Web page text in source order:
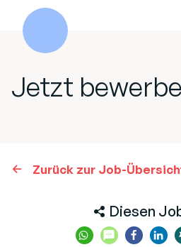
Jetzt
Zurück zur Job-
Diesen